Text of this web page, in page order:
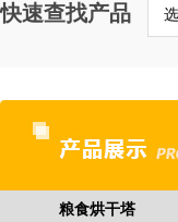
快速查找产品
粮食烘干塔